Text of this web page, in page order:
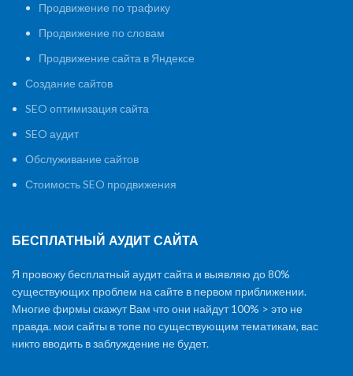
Продвижение по трафику
Продвижение по словам
Продвижение сайта в Яндексе
Создание сайтов
SEO оптимизация сайта
SEO аудит
Обслуживание сайтов
Стоимость SEO продвижения
БЕСПЛАТНЫЙ АУДИТ САЙТА
Я провожу бесплатный аудит сайта и выявляю до 80%
существующих проблем на сайте в первом приближении.
Многие фирмы скажут Вам что они найдут 100% > это не
правда. мои сайты в топе по существующим тематикам, вас
никто вводить в заблуждение не будет.